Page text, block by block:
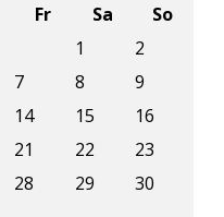
Fr Sa
So
1
2
7 8
9
14 15
16
21 22
23
28 29
30